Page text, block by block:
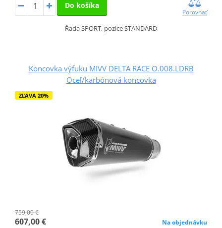
Do košíka
Porovnať
Řada SPORT, pozice STANDARD
Koncovka výfuku MIVV DELTA RACE O.008.LDRB
Oceľ/karbónová koncovka
ZĽAVA 20%
759,00 €
607,00 € Na objednávku